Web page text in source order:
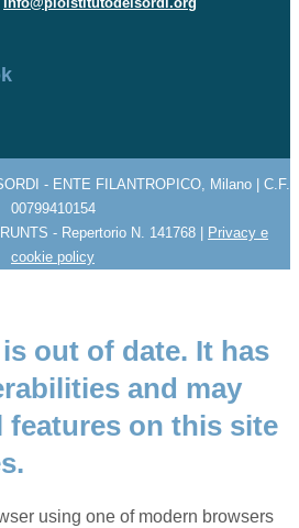
- ENTE FILANTROPICO, Milano | C.F.
00799410154
- Repertorio N. 141768 |
Privacy e
cookie policy
out of date. It has
and may
features on this site
using one of modern browsers